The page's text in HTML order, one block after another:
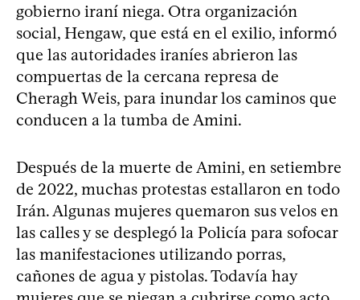
gobierno iraní niega. Otra organización
social, Hengaw, que está en el exilio, informó
que las autoridades iraníes abrieron las
compuertas de la cercana represa de
Cheragh Weis, para inundar los caminos que
conducen a la tumba de Amini.
Después de la muerte de Amini, en setiembre
de 2022, muchas protestas estallaron en todo
Irán. Algunas mujeres quemaron sus velos en
las calles y se desplegó la Policía para sofocar
las manifestaciones utilizando porras,
cañones de agua y pistolas. Todavía hay